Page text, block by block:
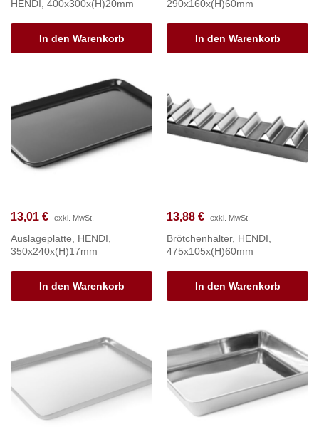
HENDI, 400x300x(H)20mm
In den Warenkorb
290x160x(H)60mm
In den Warenkorb
13,01 € exkl. MwSt.
Auslageplatte, HENDI,
350x240x(H)17mm
In den Warenkorb
13,88 € exkl. MwSt.
Brötchenhalter, HENDI,
475x105x(H)60mm
In den Warenkorb